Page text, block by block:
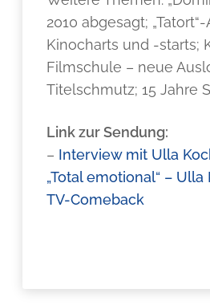
2010 abgesagt;
Kinocharts und -starts;
Filmschule – neue
Titelschmutz; 15 Jahre
Link zur Sendung:
– Interview mit Ulla
„Total emotional“ –
TV-Comeback